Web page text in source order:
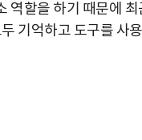
역할을 하기 때문에 최
기억하고 도구를 사